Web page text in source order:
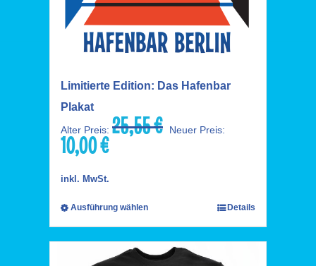
Limitierte Edition: Das Hafenbar
Plakat
Alter Preis: 25,55€
Ursprünglicher
Neuer Preis:
10,00€Aktueller
inkl. MwSt.
Ausführung wählen Details